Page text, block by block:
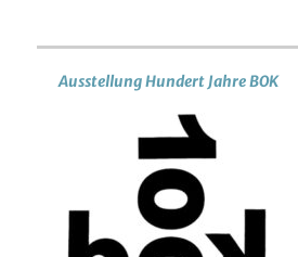
Ausstellung Hundert Jahre BOK